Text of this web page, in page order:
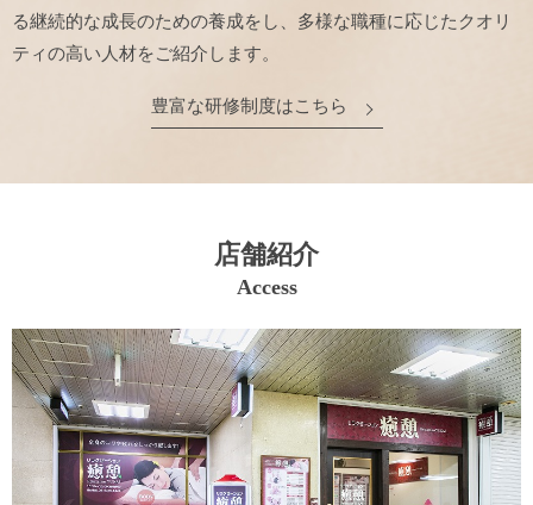
る継続的な成長のための養成をし、 多様な職種に応じたクオリ
ティの高い人材をご紹介します。
豊富な研修制度はこちら
店舗紹介
Access